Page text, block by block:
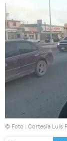
© Foto : Cortesía Luis